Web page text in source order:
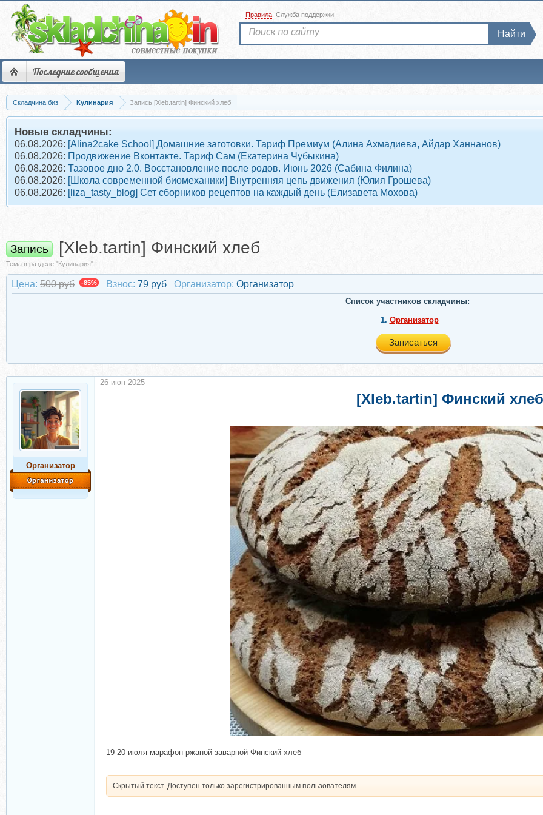
Последние сообщения
Правила Служба поддержки
Найти
Складчина биз Кулинария Запись [Xleb.tartin] Финский хлеб
Новые складчины:
06.08.2026: [Alina2cake School] Домашние заготовки. Тариф Премиум (Алина Ахмадиева, Айдар Ханнанов)
06.08.2026: Продвижение Вконтакте. Тариф Сам (Екатерина Чубыкина)
06.08.2026: Тазовое дно 2.0. Восстановление после родов. Июнь 2026 (Сабина Филина)
06.08.2026: [Школа современной биомеханики] Внутренняя цепь движения (Юлия Грошева)
06.08.2026: [liza_tasty_blog] Сет сборников рецептов на каждый день (Елизавета Мохова)
Запись [Xleb.tartin] Финский хлеб
Тема в разделе "Кулинария"
Цена: 500 руб -85% Взнос: 79 руб Организатор: Организатор
Список участников складчины:
1. Организатор
Записаться
Организатор
[Xleb.tartin] Финский хлеб
19-20 июля марафон ржаной заварной Финский хлеб
Скрытый текст. Доступен только зарегистрированным пользователям.
26 июн 2025